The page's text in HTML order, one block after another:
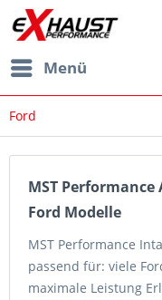
Menü
Ford
MST
Ford Modelle
MST Performance
passend für: viele
maximale Leistung